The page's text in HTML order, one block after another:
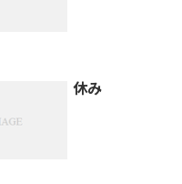
休み